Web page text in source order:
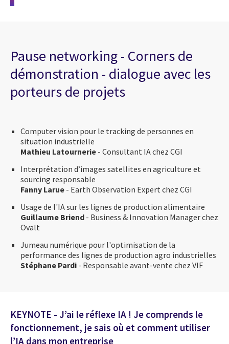
Pause networking - Corners de
démonstration - dialogue avec les
porteurs de projets
Computer vision pour le tracking de personnes en
situation industrielle
Mathieu Latournerie - Consultant IA chez CGI
Interprétation d’images satellites en agriculture et
sourcing responsable
Fanny Larue - Earth Observation Expert chez CGI
Usage de l'IA sur les lignes de production alimentaire
Guillaume Briend - Business & Innovation Manager chez
Ovalt
Jumeau numérique pour l'optimisation de la
performance des lignes de production agro industrielles
Stéphane Pardi - Responsable avant-vente chez VIF
KEYNOTE - J’ai le réflexe IA ! Je comprends le
fonctionnement, je sais où et comment utiliser
l’IA dans mon entreprise